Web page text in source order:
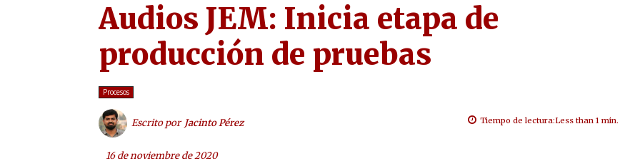
Audios JEM: Inicia etapa de
producción de pruebas
Procesos
Escrito por Jacinto Pérez
16 de noviembre de 2020
Tiempo de lectura:Less than 1 min.